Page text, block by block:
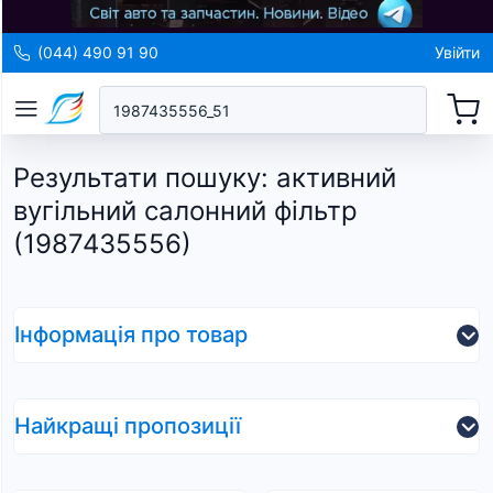
(044) 490 91 90 Увійти
Результати пошуку: активний
вугільний салонний фільтр
(1987435556)
Інформація про товар
Найкращі пропозиції